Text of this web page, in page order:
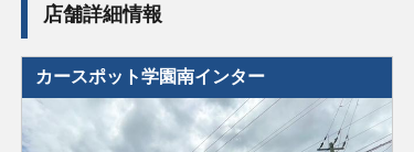
店舗詳細情報
カースポット学園南インター